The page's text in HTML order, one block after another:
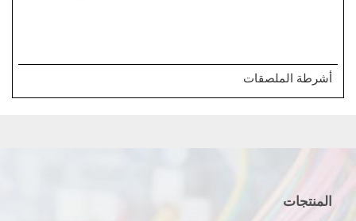
أشرطة الملصقات
المنتجات